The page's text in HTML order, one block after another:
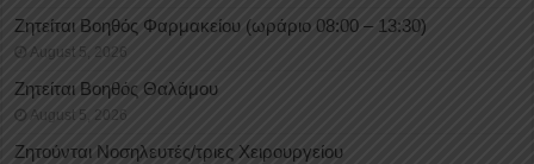
Ζητείται Βοηθός Φαρμακείου (ωράριο 08:00 – 13:30)
August 5, 2026
Ζητείται Βοηθός Θαλάμου
August 5, 2026
Ζητούνται Νοσηλευτές/τριες Χειρουργείου